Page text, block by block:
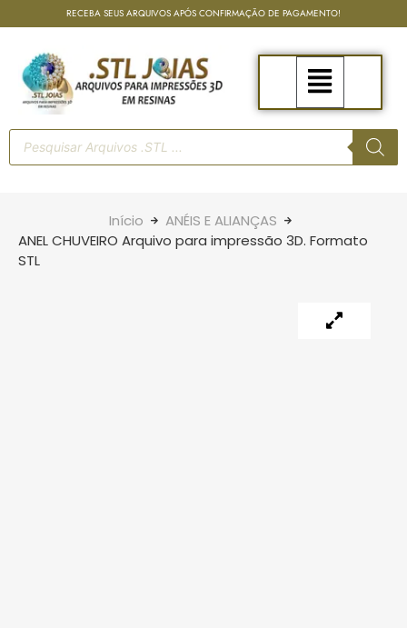
RECEBA SEUS ARQUIVOS APÓS CONFIRMAÇÃO DE PAGAMENTO!
Início
ANÉIS E ALIANÇAS
ANEL CHUVEIRO Arquivo para impressão 3D. Formato
STL